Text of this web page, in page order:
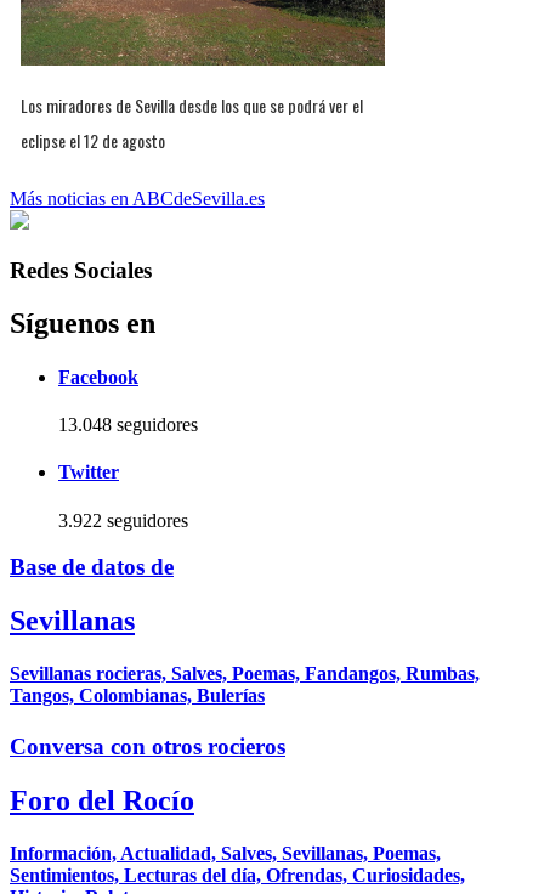
Los miradores de Sevilla desde los que se podrá ver el
eclipse el 12 de agosto
Más noticias en ABCdeSevilla.es
Redes Sociales
Síguenos en
Facebook
13.048 seguidores
Twitter
3.922 seguidores
Base de datos de
Sevillanas
Sevillanas rocieras, Salves, Poemas, Fandangos, Rumbas,
Tangos, Colombianas, Bulerías
Conversa con otros rocieros
Foro del Rocío
Información, Actualidad, Salves, Sevillanas, Poemas,
Sentimientos, Lecturas del día, Ofrendas, Curiosidades,